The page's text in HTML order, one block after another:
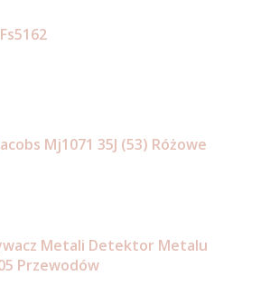
Mj1071 35J (53) Różowe
Metali Detektor Metalu
Przewodów